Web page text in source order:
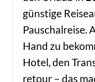
günstige
Pauschalreise.
Hand zu
Hotel, den
retour – das